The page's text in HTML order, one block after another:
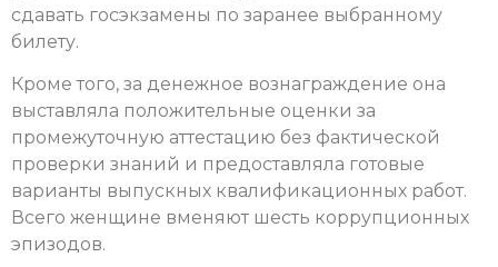
сдавать госэкзамены по заранее выбранному
билету.
Кроме того, за денежное вознаграждение она
выставляла положительные оценки за
промежуточную аттестацию без фактической
проверки знаний и предоставляла готовые
варианты выпускных квалификационных работ.
Всего женщине вменяют шесть коррупционных
эпизодов.